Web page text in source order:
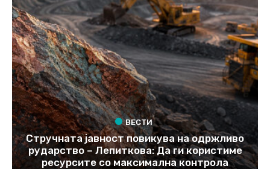
ВЕСТИ
Стручната јавност повикува на одржливо
рударство – Лепиткова: Да ги користиме
ресурсите со максимална контрола